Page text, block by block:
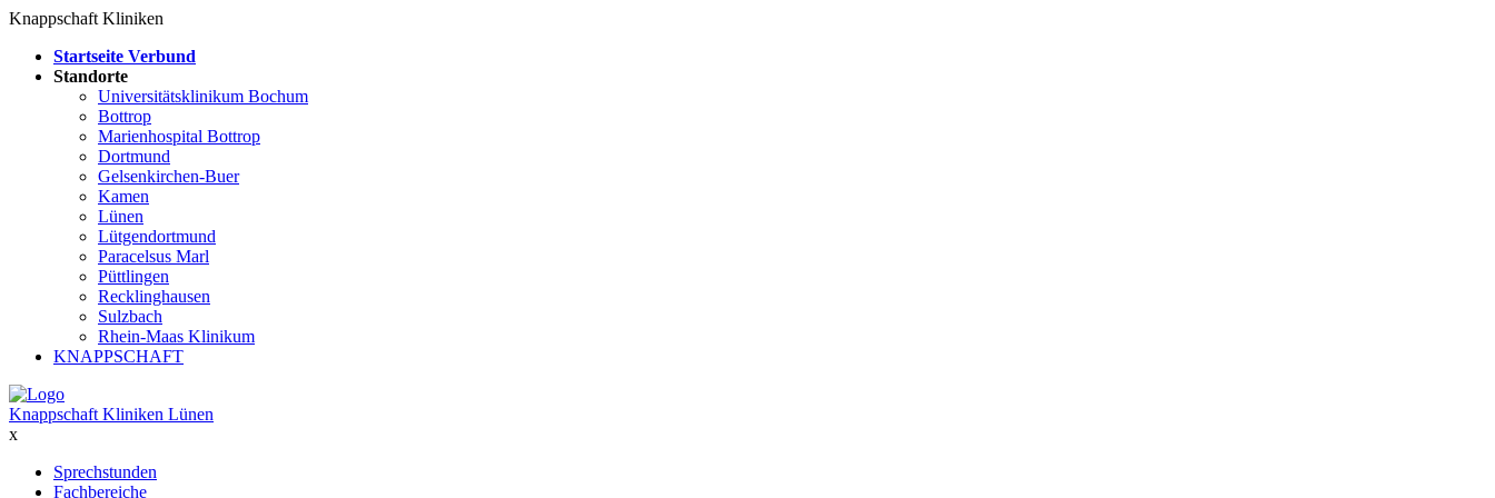
Knappschaft Kliniken
Startseite Verbund
Standorte
Universitätsklinikum Bochum
Bottrop
Marienhospital Bottrop
Dortmund
Gelsenkirchen-Buer
Kamen
Lünen
Lütgendortmund
Paracelsus Marl
Püttlingen
Recklinghausen
Sulzbach
Rhein-Maas Klinikum
KNAPPSCHAFT
Knappschaft Kliniken Lünen
x
Sprechstunden
Fachbereiche